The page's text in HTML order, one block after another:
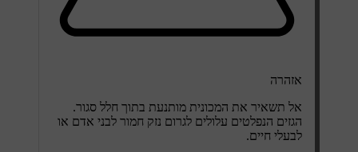
אזהרה
אל תשאיר את המכונית מותנעת בתוך חלל סגור.
הגזים הנפלטים עלולים לגרום נזק חמור לבני אדם או
לבעלי חיים.